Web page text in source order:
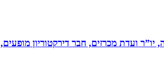
יו”ר ועדת מכרזים, חבר דירקטוריון